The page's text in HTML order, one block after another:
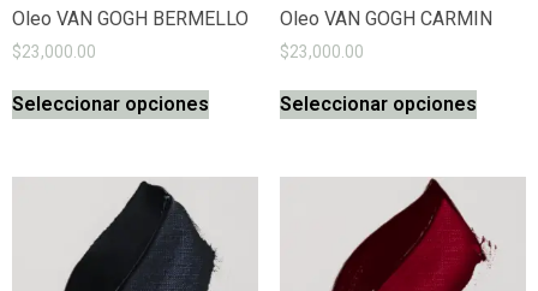
Oleo VAN GOGH BERMELLO
$23,000.00
Seleccionar opciones
Oleo VAN GOGH CARMIN
$23,000.00
Seleccionar opciones